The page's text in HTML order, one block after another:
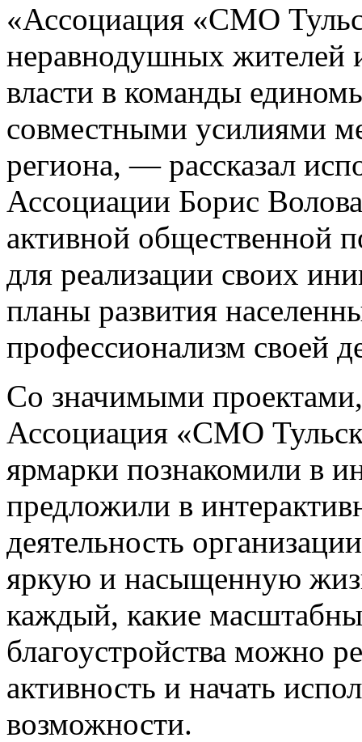
«Ассоциация «СМО
неравнодушных жителей
власти в команды
совместными усилиями
региона, — рассказал
Ассоциации Борис
активной общественной
для реализации своих
планы развития
профессионализм своей
Со значимыми проектами,
Ассоциация «СМО
ярмарки познакомили в
предложили в
деятельность
яркую и насыщенную
каждый, какие
благоустройства можно
активность и начать
возможности.